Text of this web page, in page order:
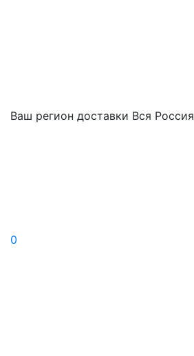
Ваш регион доставки Вся Россия
0